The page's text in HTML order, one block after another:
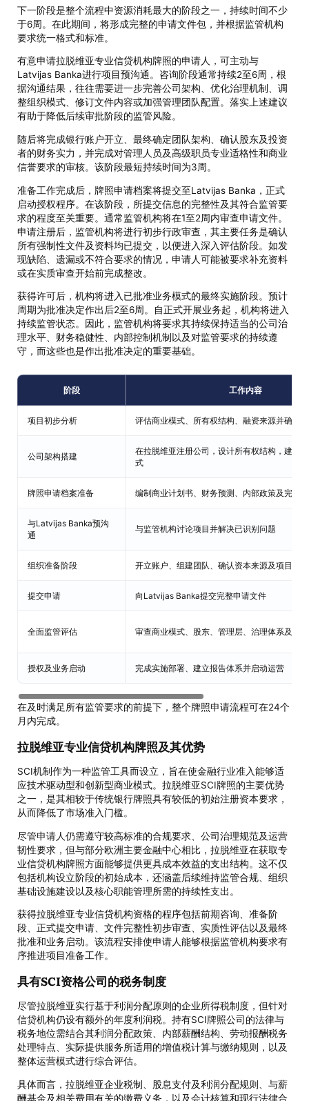
下一阶段是整个流程中资源消耗最大的阶段之一，持续时间不少
于6周。在此期间，将形成完整的申请文件包，并根据监管机构
要求统一格式和标准。
有意申请拉脱维亚专业信贷机构牌照的申请人，可主动与
Latvijas Banka进行项目预沟通。咨询阶段通常持续2至6周，根
据沟通结果，往往需要进一步完善公司架构、优化治理机制、调
整组织模式、修订文件内容或加强管理团队配置。落实上述建议
有助于降低后续审批阶段的监管风险。
随后将完成银行账户开立、最终确定团队架构、确认股东及投资
者的财务实力，并完成对管理人员及高级职员专业适格性和商业
信誉要求的审核。该阶段最短持续时间为3周。
准备工作完成后，牌照申请档案将提交至Latvijas Banka，正式
启动授权程序。在该阶段，所提交信息的完整性及其符合监管要
求的程度至关重要。通常监管机构将在1至2周内审查申请文件。
申请注册后，监管机构将进行初步行政审查，其主要任务是确认
所有强制性文件及资料均已提交，以便进入深入评估阶段。如发
现缺陷、遗漏或不符合要求的情况，申请人可能被要求补充资料
或在实质审查开始前完成整改。
获得许可后，机构将进入已批准业务模式的最终实施阶段。预计
周期为批准决定作出后2至6周。自正式开展业务起，机构将进入
持续监管状态。因此，监管机构将要求其持续保持适当的公司治
理水平、财务稳健性、内部控制机制以及对监管要求的持续遵
守，而这些也是作出批准决定的重要基础。
阶段 工作内容
项目初步分析 评估商业模式、所有权结构、融资来源并确定
公司架构搭建
在拉脱维亚注册公司，设计所有权结构，建立
式
牌照申请档案准备 编制商业计划书、财务预测、内部政策及完整
与Latvijas Banka预沟
通
与监管机构讨论项目并解决已识别问题
组织准备阶段 开立账户、组建团队、确认资本来源及项目参
提交申请 向Latvijas Banka提交完整申请文件
全面监管评估 审查商业模式、股东、管理层、治理体系及财
授权及业务启动 完成实施部署、建立报告体系并启动运营
在及时满足所有监管要求的前提下，整个牌照申请流程可在24个
月内完成。
拉脱维亚专业信贷机构牌照及其优势
SCI机制作为一种监管工具而设立，旨在使金融行业准入能够适
应技术驱动型和创新型商业模式。拉脱维亚SCI牌照的主要优势
之一，是其相较于传统银行牌照具有较低的初始注册资本要求，
从而降低了市场准入门槛。
尽管申请人仍需遵守较高标准的合规要求、公司治理规范及运营
韧性要求，但与部分欧洲主要金融中心相比，拉脱维亚在获取专
业信贷机构牌照方面能够提供更具成本效益的支出结构。这不仅
包括机构设立阶段的初始成本，还涵盖后续维持监管合规、组织
基础设施建设以及核心职能管理所需的持续性支出。
获得拉脱维亚专业信贷机构资格的程序包括前期咨询、准备阶
段、正式提交申请、文件完整性初步审查、实质性评估以及最终
批准和业务启动。该流程安排使申请人能够根据监管机构要求有
序推进项目准备工作。
具有SCI资格公司的税务制度
尽管拉脱维亚实行基于利润分配原则的企业所得税制度，但针对
信贷机构仍设有额外的年度利润税。持有SCI牌照公司的法律与
税务地位需结合其利润分配政策、内部薪酬结构、劳动报酬税务
处理特点、实际提供服务所适用的增值税计算与缴纳规则，以及
整体运营模式进行综合评估。
具体而言，拉脱维亚企业税制、股息支付及利润分配规则、与薪
酬基金及相关费用有关的缴费义务，以及会计核算和现行法律合